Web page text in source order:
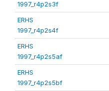
1997_r4p2s3f
ERHS
1997_r4p2s4f
ERHS
1997_r4p2s5af
ERHS
1997_r4p2s5bf